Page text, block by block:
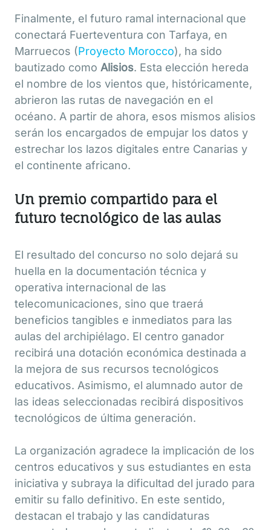
Finalmente, el futuro ramal internacional que
conectará Fuerteventura con Tarfaya, en
Marruecos (Proyecto Morocco), ha sido
bautizado como Alisios. Esta elección hereda
el nombre de los vientos que, históricamente,
abrieron las rutas de navegación en el
océano. A partir de ahora, esos mismos alisios
serán los encargados de empujar los datos y
estrechar los lazos digitales entre Canarias y
el continente africano.
Un premio compartido para el
futuro tecnológico de las aulas
El resultado del concurso no solo dejará su
huella en la documentación técnica y
operativa internacional de las
telecomunicaciones, sino que traerá
beneficios tangibles e inmediatos para las
aulas del archipiélago. El centro ganador
recibirá una dotación económica destinada a
la mejora de sus recursos tecnológicos
educativos. Asimismo, el alumnado autor de
las ideas seleccionadas recibirá dispositivos
tecnológicos de última generación.
La organización agradece la implicación de los
centros educativos y sus estudiantes en esta
iniciativa y subraya la dificultad del jurado para
emitir su fallo definitivo. En este sentido,
destacan el trabajo y las candidaturas